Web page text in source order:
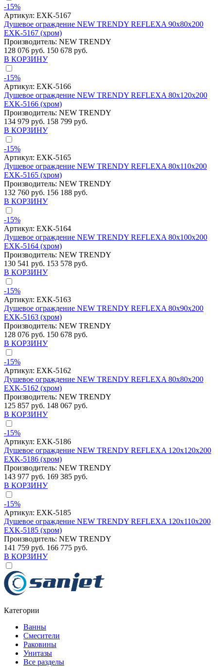
-15%
Артикул: EXK-5167
Душевое ограждение NEW TRENDY REFLEXA 90x80x200
EXK-5167 (хром)
Производитель: NEW TRENDY
128 076 руб. 150 678 руб.
В КОРЗИНУ
-15%
Артикул: EXK-5166
Душевое ограждение NEW TRENDY REFLEXA 80x120x200
EXK-5166 (хром)
Производитель: NEW TRENDY
134 979 руб. 158 799 руб.
В КОРЗИНУ
-15%
Артикул: EXK-5165
Душевое ограждение NEW TRENDY REFLEXA 80x110x200
EXK-5165 (хром)
Производитель: NEW TRENDY
132 760 руб. 156 188 руб.
В КОРЗИНУ
-15%
Артикул: EXK-5164
Душевое ограждение NEW TRENDY REFLEXA 80x100x200
EXK-5164 (хром)
Производитель: NEW TRENDY
130 541 руб. 153 578 руб.
В КОРЗИНУ
-15%
Артикул: EXK-5163
Душевое ограждение NEW TRENDY REFLEXA 80x90x200
EXK-5163 (хром)
Производитель: NEW TRENDY
128 076 руб. 150 678 руб.
В КОРЗИНУ
-15%
Артикул: EXK-5162
Душевое ограждение NEW TRENDY REFLEXA 80x80x200
EXK-5162 (хром)
Производитель: NEW TRENDY
125 857 руб. 148 067 руб.
В КОРЗИНУ
-15%
Артикул: EXK-5186
Душевое ограждение NEW TRENDY REFLEXA 120x120x200
EXK-5186 (хром)
Производитель: NEW TRENDY
143 977 руб. 169 385 руб.
В КОРЗИНУ
-15%
Артикул: EXK-5185
Душевое ограждение NEW TRENDY REFLEXA 120x110x200
EXK-5185 (хром)
Производитель: NEW TRENDY
141 759 руб. 166 775 руб.
В КОРЗИНУ
Категории
Ванны
Смесители
Раковины
Унитазы
Все разделы